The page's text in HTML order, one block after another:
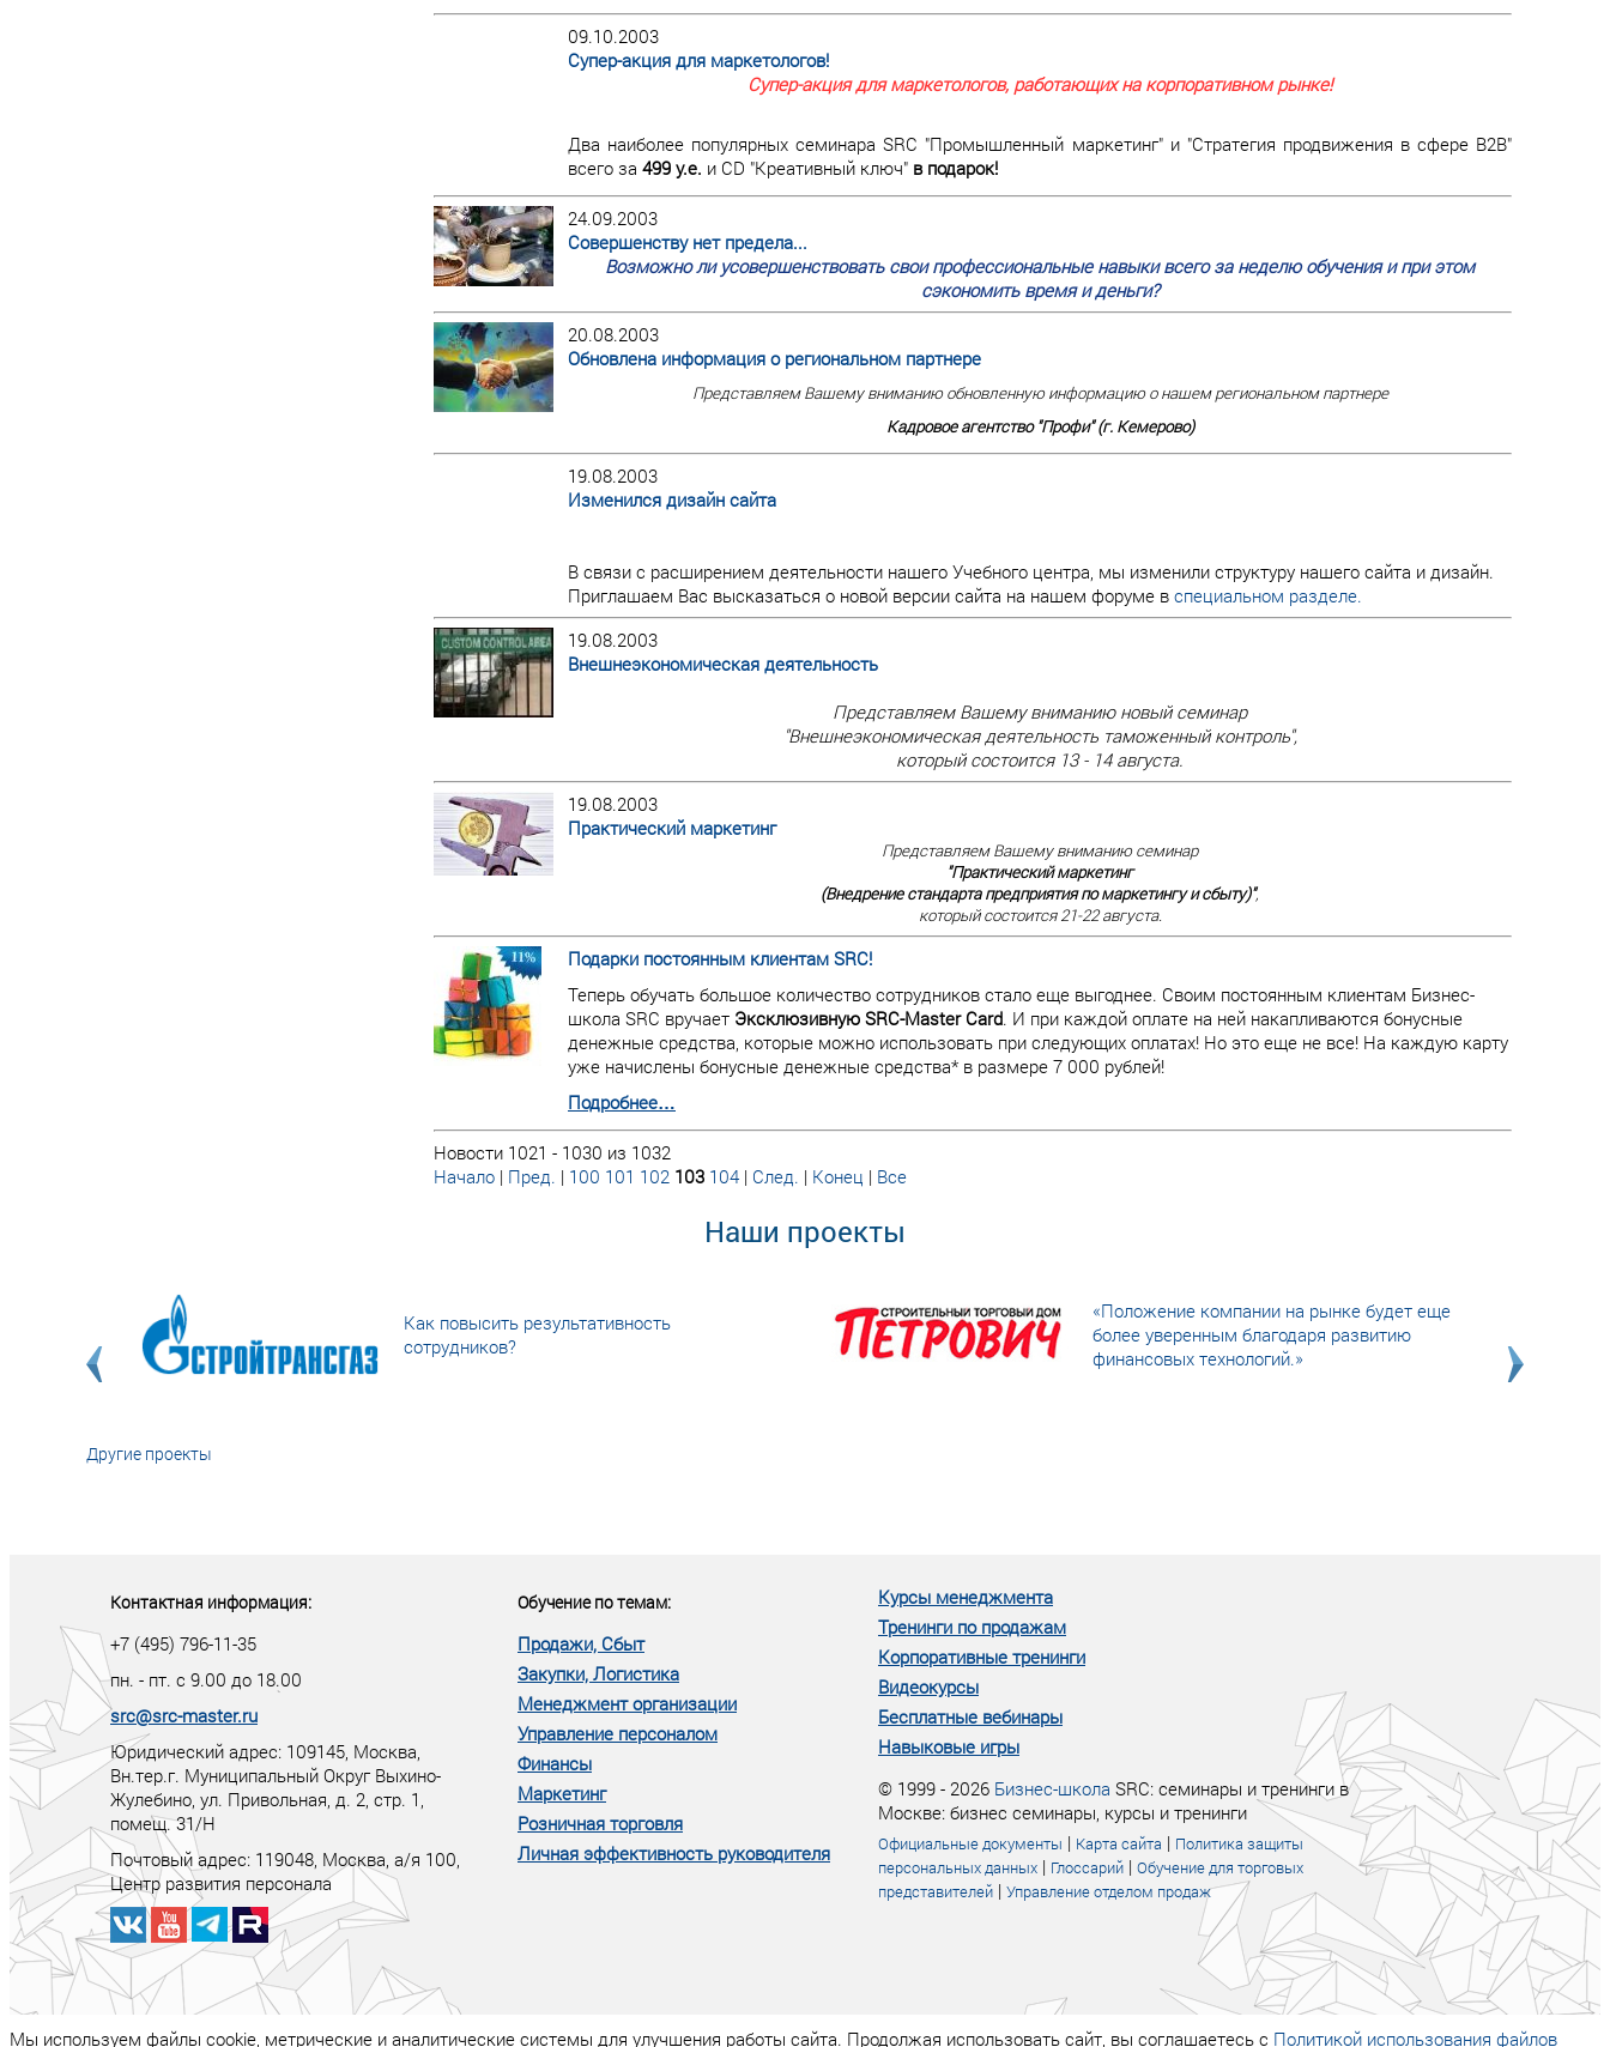
09.10.2003
Супер-акция для маркетологов!
Супер-акция для маркетологов, работающих на корпоративном рынке!
Два наиболее популярных семинара SRC "Промышленный маркетинг" и "Стратегия продвижения в сфере В2В"
всего за 499 у.е. и CD "Креативный ключ" в подарок!
24.09.2003
Совершенству нет предела...
Возможно ли усовершенствовать свои профессиональные навыки всего за неделю обучения и при этом
сэкономить время и деньги?
20.08.2003
Обновлена информация о региональном партнере
Представляем Вашему вниманию обновленную информацию о нашем региональном партнере
Кадровое агентство "Профи" (г. Кемерово)
19.08.2003
Изменился дизайн сайта
В связи с расширением деятельности нашего Учебного центра, мы изменили структуру нашего сайта и дизайн.
Приглашаем Вас высказаться о новой версии сайта на нашем форуме в специальном разделе.
19.08.2003
Внешнеэкономическая деятельность
Представляем Вашему вниманию новый семинар
"Внешнеэкономическая деятельность таможенный контроль",
который состоится 13 - 14 августа.
19.08.2003
Практический маркетинг
Представляем Вашему вниманию семинар
"Практический маркетинг
(Внедрение стандарта предприятия по маркетингу и сбыту)",
который состоится 21-22 августа.
Подарки постоянным клиентам SRC!
Теперь обучать большое количество сотрудников стало еще выгоднее. Своим постоянным клиентам Бизнес-
школа SRC вручает Эксклюзивную SRC-Master Card. И при каждой оплате на ней накапливаются бонусные
денежные средства, которые можно использовать при следующих оплатах! Но это еще не все! На каждую карту
уже начислены бонусные денежные средства* в размере 7 000 рублей!
Подробнее…
Новости 1021 - 1030 из 1032
Начало | Пред. | 100 101 102 103 104 | След. | Конец | Все
Наши проекты
Как повысить результативность
сотрудников?
«Положение компании на рынке будет еще
более уверенным благодаря развитию
финансовых технологий.»
Другие проекты
Контактная информация:
+7 (495) 796-11-35
пн. - пт. с 9.00 до 18.00
src@src-master.ru
Юридический адрес: 109145, Москва,
Вн.тер.г. Муниципальный Округ Выхино-
Жулебино, ул. Привольная, д. 2, стр. 1,
помещ. 31/Н
Почтовый адрес: 119048, Москва, а/я 100,
Центр развития персонала
Обучение по темам:
Продажи, Сбыт
Закупки, Логистика
Менеджмент организации
Управление персоналом
Финансы
Маркетинг
Розничная торговля
Личная эффективность руководителя
Курсы менеджмента
Тренинги по продажам
Корпоративные тренинги
Видеокурсы
Бесплатные вебинары
Навыковые игры
© 1999 - 2026 Бизнес-школа SRC: семинары и тренинги в
Москве: бизнес семинары, курсы и тренинги
Официальные документы | Карта сайта | Политика защиты
персональных данных | Глоссарий | Обучение для торговых
представителей | Управление отделом продаж
Мы используем файлы cookie, метрические и аналитические системы для улучшения работы сайта. Продолжая использовать сайт, вы соглашаетесь с Политикой использования файлов